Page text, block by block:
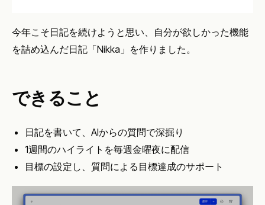
今年こそ日記を続けようと思い、自分が欲しかった機能
を詰め込んだ日記「Nikka」を作りました。
できること
日記を書いて、AIからの質問で深掘り
1週間のハイライトを毎週金曜夜に配信
目標の設定し、質問による目標達成のサポート